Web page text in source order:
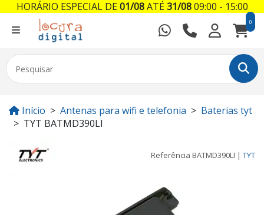
0
Início Antenas para wifi e telefonia
Baterias tyt
TYT BATMD390LI
Referência BATMD390LI | TYT
HORÁRIO ESPECIAL DE01/08ATÉ31/0809:00 - 15:00